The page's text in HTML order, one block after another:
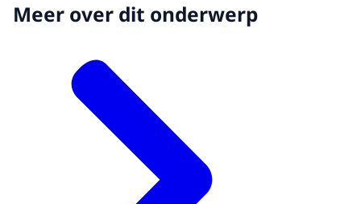
Meer over dit onderwerp